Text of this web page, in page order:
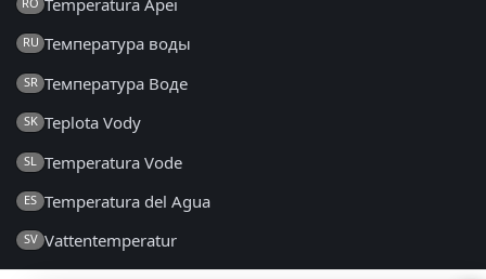
RU Температура воды
SR Температура Воде
SK Teplota Vody
SL Temperatura Vode
ES Temperatura del Agua
SV Vattentemperatur